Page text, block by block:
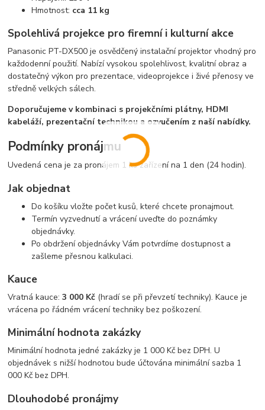
Hmotnost: cca 11 kg
Spolehlivá projekce pro firemní i kulturní akce
Panasonic PT-DX500 je osvědčený instalační projektor vhodný pro
každodenní použití. Nabízí vysokou spolehlivost, kvalitní obraz a
dostatečný výkon pro prezentace, videoprojekce i živé přenosy ve
středně velkých sálech.
Doporučujeme v kombinaci s projekčními plátny, HDMI
kabeláží, prezentační technikou a ozvučením z naší nabídky.
Podmínky pronájmu
Uvedená cena je za pronájem 1 ks zařízení na 1 den (24 hodin).
Jak objednat
Do košíku vložte počet kusů, které chcete pronajmout.
Termín vyzvednutí a vrácení uveďte do poznámky
objednávky.
Po obdržení objednávky Vám potvrdíme dostupnost a
zašleme přesnou kalkulaci.
Kauce
Vratná kauce:3 000 Kč (hradí se při převzetí techniky). Kauce je
vrácena po řádném vrácení techniky bez poškození.
Minimální hodnota zakázky
Minimální hodnota jedné zakázky je 1 000 Kč bez DPH. U
objednávek s nižší hodnotou bude účtována minimální sazba 1
000 Kč bez DPH.
Dlouhodobé pronájmy